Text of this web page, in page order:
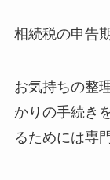
相続税の申告
お気持ちの整
かりの手続き
るためには専